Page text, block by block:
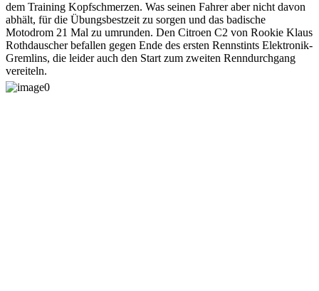
dem Training Kopfschmerzen. Was seinen Fahrer aber nicht davon
abhält, für die Übungsbestzeit zu sorgen und das badische
Motodrom 21 Mal zu umrunden. Den Citroen C2 von Rookie Klaus
Rothdauscher befallen gegen Ende des ersten Rennstints Elektronik-
Gremlins, die leider auch den Start zum zweiten Renndurchgang
vereiteln.